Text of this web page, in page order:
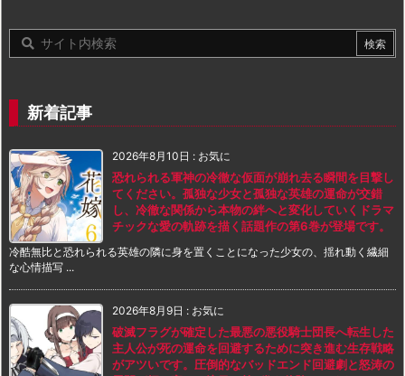
新着記事
2026年8月10日 : お気に
恐れられる軍神の冷徹な仮面が崩れ去る瞬間を目撃し
てください。孤独な少女と孤独な英雄の運命が交錯
し、冷徹な関係から本物の絆へと変化していくドラマ
チックな愛の軌跡を描く話題作の第6巻が登場です。
冷酷無比と恐れられる英雄の隣に身を置くことになった少女の、揺れ動く繊細
な心情描写 ...
2026年8月9日 : お気に
破滅フラグが確定した最悪の悪役騎士団長へ転生した
主人公が死の運命を回避するために突き進む生存戦略
がアツいです。圧倒的なバッドエンド回避劇と怒涛の